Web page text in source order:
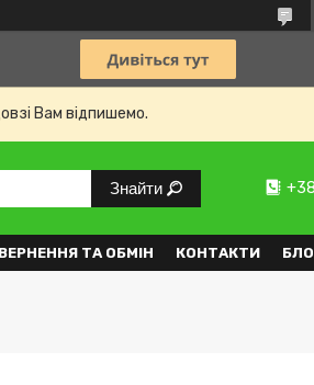
Вам відпишемо.
Знайти
ТА ОБМІН КОНТАКТИ